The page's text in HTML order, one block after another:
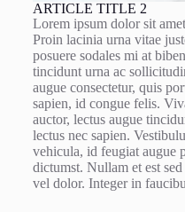
ARTICLE TITLE 2
Lorem ipsum dolor sit
Proin lacinia urna vitae
posuere sodales mi at
tincidunt urna ac
augue consectetur, quis
sapien, id congue felis.
auctor, lectus augue
lectus nec sapien.
vehicula, id feugiat augue
dictumst. Nullam et est
vel dolor. Integer in